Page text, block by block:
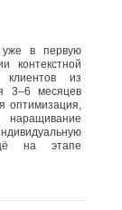
уже в первую
контекстной
клиентов из
3–6 месяцев
оптимизация,
наращивание
на этапе